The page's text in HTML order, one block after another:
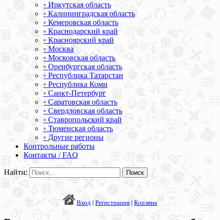
◦ Иркутская область
◦ Калининградская область
◦ Кемеровская область
◦ Краснодарский край
◦ Красноярский край
◦ Москва
◦ Московская область
◦ Оренбургская область
◦ Республика Татарстан
◦ Республика Коми
◦ Санкт-Петербург
◦ Саратовская область
◦ Свердловская область
◦ Ставропольский край
◦ Тюменская область
◦ Другие регионы
Контрольные работы
Контакты / FAQ
Найти:
Вход | Регистрация | Корзина